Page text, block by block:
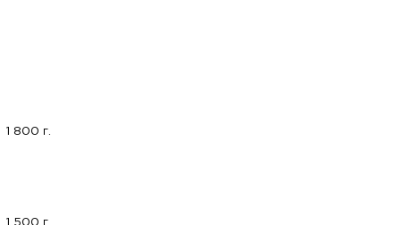
1 800 г.
1 500 г.